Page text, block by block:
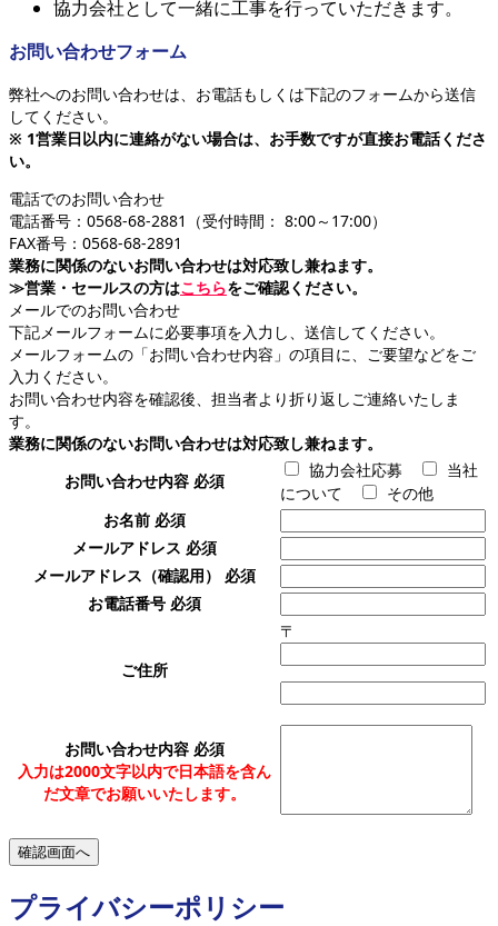
協力会社として一緒に工事を行っていただきます。
お問い合わせフォーム
弊社へのお問い合わせは、お電話もしくは下記のフォームから送信
してください。
※ 1営業日以内に連絡がない場合は、お手数ですが直接お電話くださ
い。
電話でのお問い合わせ
電話番号：0568-68-2881（受付時間： 8:00～17:00）
FAX番号：0568-68-2891
業務に関係のないお問い合わせは対応致し兼ねます。
≫営業・セールスの方はこちらをご確認ください。
メールでのお問い合わせ
下記メールフォームに必要事項を入力し、送信してください。
メールフォームの「お問い合わせ内容」の項目に、ご要望などをご
入力ください。
お問い合わせ内容を確認後、担当者より折り返しご連絡いたしま
す。
業務に関係のないお問い合わせは対応致し兼ねます。
お問い合わせ内容 必須
協力会社応募
当社
について
その他
お名前 必須
メールアドレス 必須
メールアドレス（確認用） 必須
お電話番号 必須
ご住所
〒
お問い合わせ内容 必須
入力は2000文字以内で日本語を含ん
だ文章でお願いいたします。
プライバシーポリシー